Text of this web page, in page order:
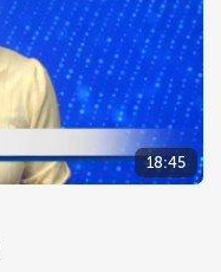
18:45